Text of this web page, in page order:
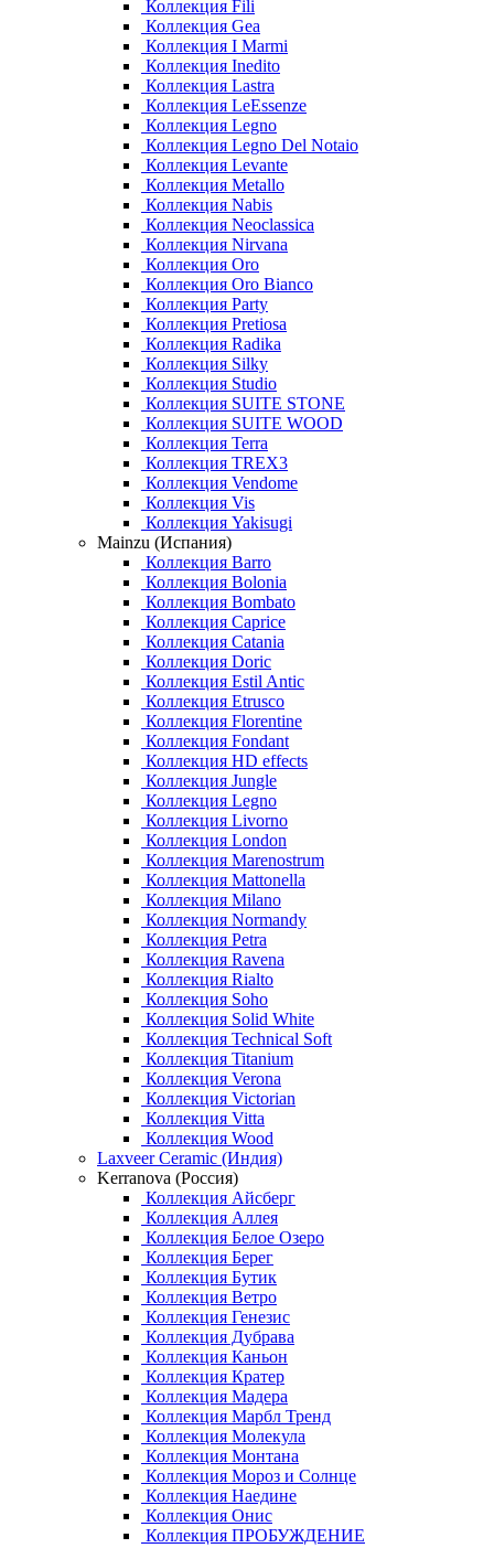
Коллекция Fili
Коллекция Gea
Коллекция I Marmi
Коллекция Inedito
Коллекция Lastra
Коллекция LeEssenze
Коллекция Legno
Коллекция Legno Del Notaio
Коллекция Levante
Коллекция Metallo
Коллекция Nabis
Коллекция Neoclassica
Коллекция Nirvana
Коллекция Oro
Коллекция Oro Bianco
Коллекция Party
Коллекция Pretiosa
Коллекция Radika
Коллекция Silky
Коллекция Studio
Коллекция SUITE STONE
Коллекция SUITE WOOD
Коллекция Terra
Коллекция TREX3
Коллекция Vendome
Коллекция Vis
Коллекция Yakisugi
Mainzu (Испания)
Коллекция Barro
Коллекция Bolonia
Коллекция Bombato
Коллекция Caprice
Коллекция Catania
Коллекция Doric
Коллекция Estil Antic
Коллекция Etrusco
Коллекция Florentine
Коллекция Fondant
Коллекция HD effects
Коллекция Jungle
Коллекция Legno
Коллекция Livorno
Коллекция London
Коллекция Marenostrum
Коллекция Mattonella
Коллекция Milano
Коллекция Normandy
Коллекция Petra
Коллекция Ravena
Коллекция Rialto
Коллекция Soho
Коллекция Solid White
Коллекция Technical Soft
Коллекция Titanium
Коллекция Verona
Коллекция Victorian
Коллекция Vitta
Коллекция Wood
Laxveer Ceramic (Индия)
Kerranova (Россия)
Коллекция Айсберг
Коллекция Аллея
Коллекция Белое Озеро
Коллекция Берег
Коллекция Бутик
Коллекция Ветро
Коллекция Генезис
Коллекция Дубрава
Коллекция Каньон
Коллекция Кратер
Коллекция Мадера
Коллекция Марбл Тренд
Коллекция Молекула
Коллекция Монтана
Коллекция Мороз и Солнце
Коллекция Наедине
Коллекция Онис
Коллекция ПРОБУЖДЕНИЕ